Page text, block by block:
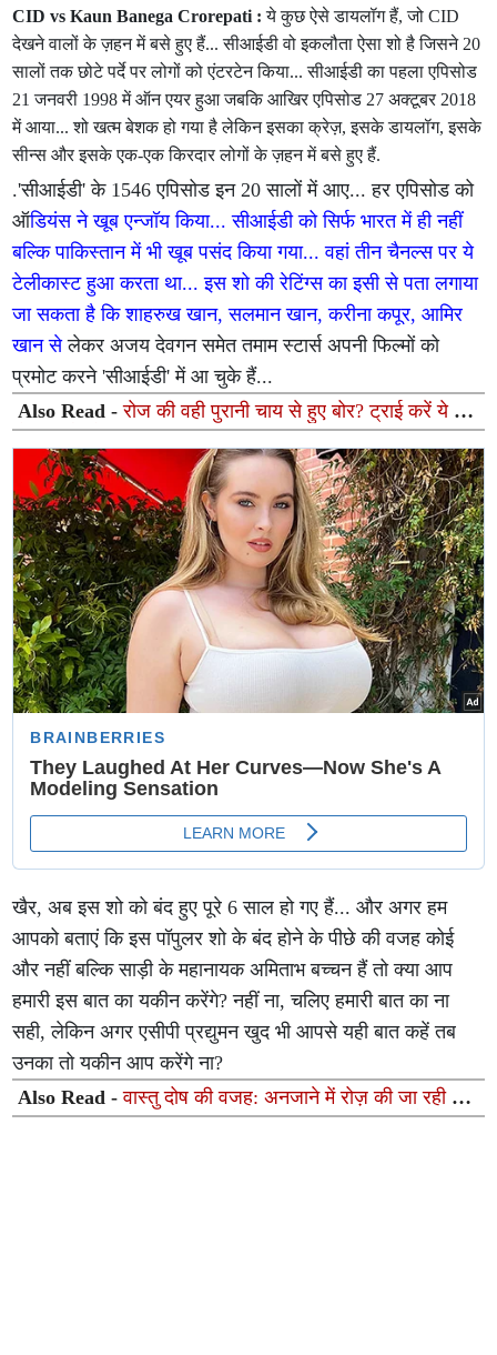
CID vs Kaun Banega Crorepati :ये कुछ ऐसे डायलॉग हैं, जो CID
देखने वालों के ज़हन में बसे हुए हैं... सीआईडी वो इकलौता ऐसा शो है जिसने 20
सालों तक छोटे पर्दे पर लोगों को एंटरटेन किया... सीआईडी का पहला एपिसोड
21 जनवरी 1998 में ऑन एयर हुआ जबकि आखिर एपिसोड 27 अक्टूबर 2018
में आया... शो खत्म बेशक हो गया है लेकिन इसका क्रेज़, इसके डायलॉग, इसके
सीन्स और इसके एक-एक किरदार लोगों के ज़हन में बसे हुए हैं.
.'सीआईडी' के 1546 एपिसोड इन 20 सालों में आए... हर एपिसोड को
ऑडियंस ने खूब एन्जॉय किया... सीआईडी को सिर्फ भारत में ही नहीं
बल्कि पाकिस्तान में भी खूब पसंद किया गया... वहां तीन चैनल्स पर ये
टेलीकास्ट हुआ करता था... इस शो की रेटिंग्स का इसी से पता लगाया
जा सकता है कि शाहरुख खान, सलमान खान, करीना कपूर, आमिर
खान सेलेकर अजय देवगन समेत तमाम स्टार्स अपनी फिल्मों को
प्रमोट करने 'सीआईडी' में आ चुके हैं...
Also Read -रोज की वही पुरानी चाय से हुए बोर? ट्राई करें ये 5
टेस्टी और हेल्दी हॉट ड्रिंक्स
खैर, अब इस शो को बंद हुए पूरे 6 साल हो गए हैं... और अगर हम
आपको बताएं कि इस पॉपुलर शो के बंद होने के पीछे की वजह कोई
और नहीं बल्कि साड़ी के महानायक अमिताभ बच्चन हैं तो क्या आप
हमारी इस बात का यकीन करेंगे? नहीं ना, चलिए हमारी बात का ना
सही, लेकिन अगर एसीपी प्रद्युमन खुद भी आपसे यही बात कहें तब
उनका तो यकीन आप करेंगे ना?
Also Read -वास्तु दोष की वजह: अनजाने में रोज़ की जा रही हैं ये
4 गलतियां, चुपचाप बिगाड़ रही हैं आपका करियर और बैंक बैलेंस